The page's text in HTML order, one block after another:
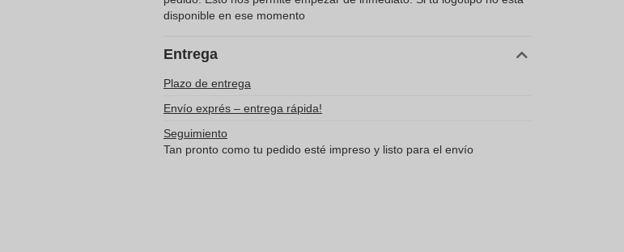
disponible en ese momento
Entrega
Plazo de entrega
Envío exprés – entrega rápida!
Seguimiento
Tan pronto como tu pedido esté impreso y listo para el envío